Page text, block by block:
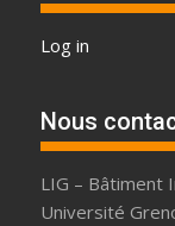
Log in
Nous
LIG – Bâtiment
Université